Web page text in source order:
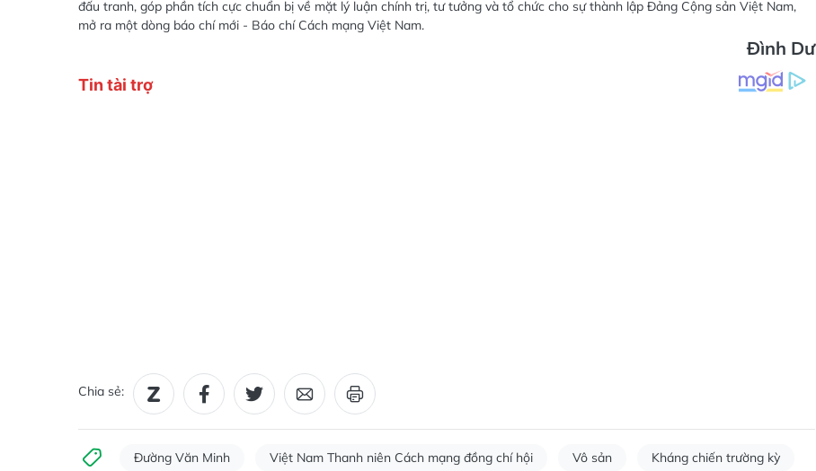
đấu tranh, góp phần tích cực chuẩn bị về mặt lý luận chính trị, tư tưởng và tổ chức cho sự thành lập Đảng Cộng sản Việt Nam,
mở ra một dòng báo chí mới - Báo chí Cách mạng Việt Nam.
Đình Dư
Chia sẻ:
Đường Văn Minh Việt Nam Thanh niên Cách mạng đồng chí hội Vô sản Kháng chiến trường kỳ